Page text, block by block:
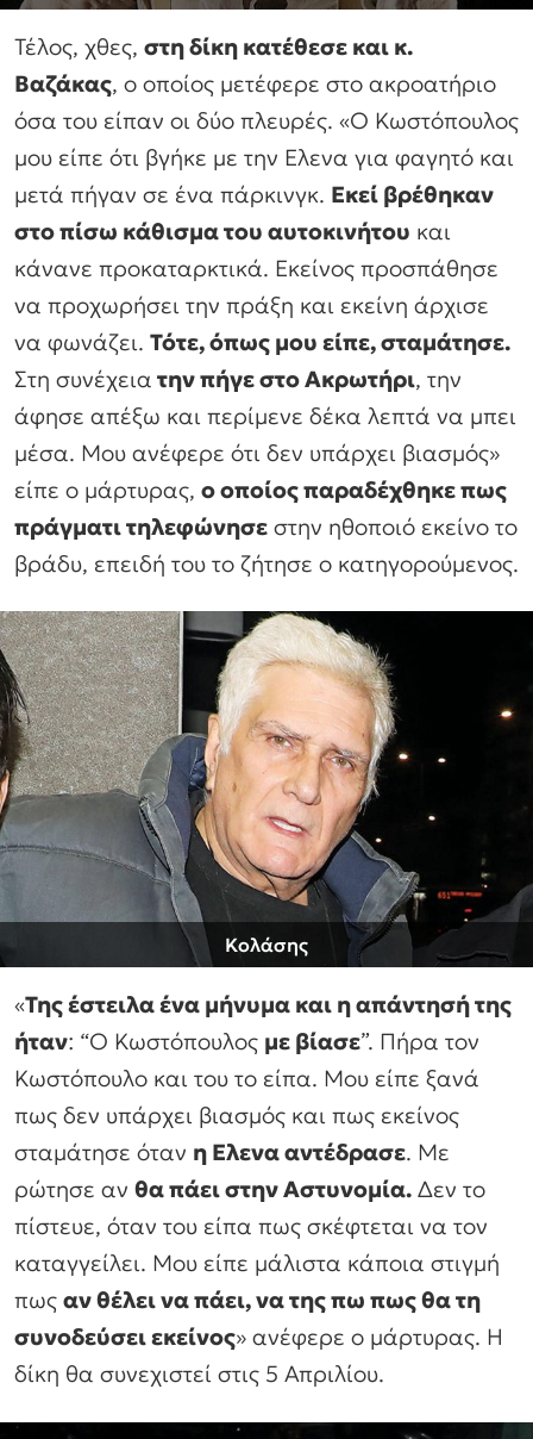
Τέλος, χθες, στη δίκη κατέθεσε και κ.
Βαζάκας, ο οποίος μετέφερε στο ακροατήριο
όσα του είπαν οι δύο πλευρές. «Ο Κωστόπουλος
μου είπε ότι βγήκε με την Ελενα για φαγητό και
μετά πήγαν σε ένα πάρκινγκ. Εκεί βρέθηκαν
στο πίσω κάθισμα του αυτοκινήτου και
κάνανε προκαταρκτικά. Εκείνος προσπάθησε
να προχωρήσει την πράξη και εκείνη άρχισε
να φωνάζει. Τότε, όπως μου είπε, σταμάτησε.
Στη συνέχεια την πήγε στο Ακρωτήρι, την
άφησε απέξω και περίμενε δέκα λεπτά να μπει
μέσα. Μου ανέφερε ότι δεν υπάρχει βιασμός»
είπε ο μάρτυρας, ο οποίος παραδέχθηκε πως
πράγματι τηλεφώνησε στην ηθοποιό εκείνο το
βράδυ, επειδή του το ζήτησε ο κατηγορούμενος.
Κολάσης
«Της έστειλα ένα μήνυμα και η απάντησή της
ήταν: “Ο Κωστόπουλος με βίασε”. Πήρα τον
Κωστόπουλο και του το είπα. Μου είπε ξανά
πως δεν υπάρχει βιασμός και πως εκείνος
σταμάτησε όταν η Ελενα αντέδρασε. Με
ρώτησε αν θα πάει στην Αστυνομία. Δεν το
πίστευε, όταν του είπα πως σκέφτεται να τον
καταγγείλει. Μου είπε μάλιστα κάποια στιγμή
πως αν θέλει να πάει, να της πω πως θα τη
συνοδεύσει εκείνος» ανέφερε ο μάρτυρας. Η
δίκη θα συνεχιστεί στις 5 Απριλίου.